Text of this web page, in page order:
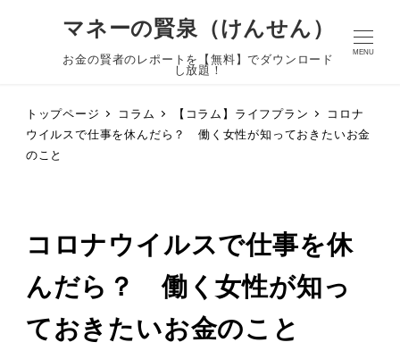
マネーの賢泉（けんせん）
お金の賢者のレポートを【無料】でダウンロード
し放題！
MENU
トップページ コラム 【コラム】ライフプラン
コロナ
ウイルスで仕事を休んだら？ 働く女性が知っておきたいお金
のこと
コロナウイルスで仕事を休
んだら？ 働く女性が知っ
ておきたいお金のこと